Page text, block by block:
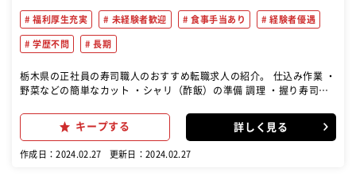
福利厚生充実 未経験者歓迎 食事手当あり 経験者優遇
学歴不問 長期
栃木県の正社員の寿司職人のおすすめ転職求人の紹介。 仕込み作業 ・
野菜などの簡単なカット ・シャリ（酢飯）の準備 調理 ・握り寿司や
茶碗蒸しなどの一品料理の調理 盛り付け ・お刺身の盛り合わせやサラ
ダなどの盛り付け 注文受け・ご提供 ※カウンターでお客様から直接注
理場を清潔に保ち、片付けと整理を行う。 入社後は先輩スタッフに付
キープする 詳しく見る
作成日：2024.02.27 更新日：2024.02.27